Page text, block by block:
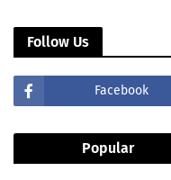
Follow Us
Facebook
Popular